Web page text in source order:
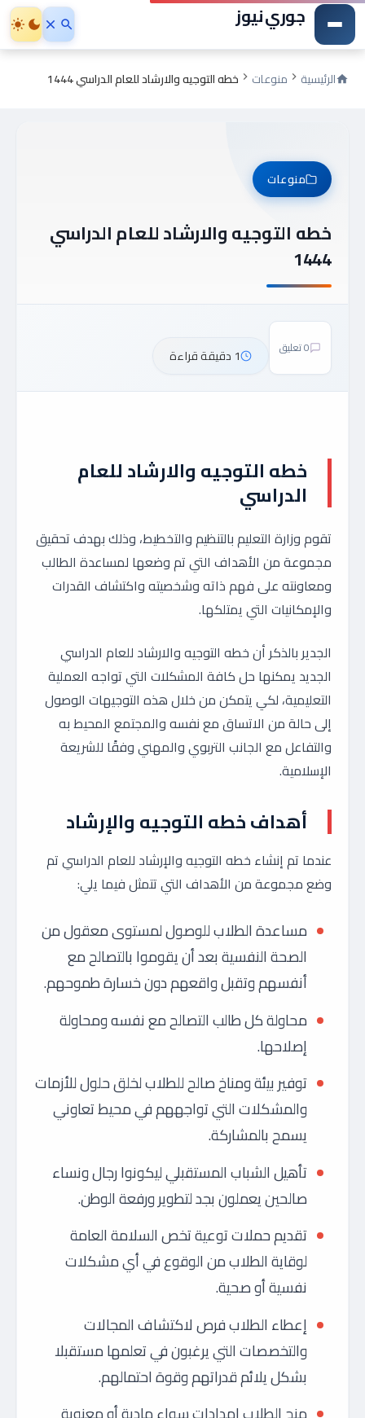
جوري نيوز
الرئيسية منوعات خطه التوجيه والارشاد للعام الدراسي 1444
منوعات
خطه التوجيه والارشاد للعام الدراسي
1444
0 تعليق 1 دقيقة قراءة
خطه التوجيه والارشاد للعام
الدراسي
تقوم وزارة التعليم بالتنظيم والتخطيط، وذلك بهدف تحقيق
مجموعة من الأهداف التي تم وضعها لمساعدة الطالب
ومعاونته على فهم ذاته وشخصيته واكتشاف القدرات
والإمكانيات التي يمتلكها.
الجدير بالذكر أن خطه التوجيه والارشاد للعام الدراسي
الجديد يمكنها حل كافة المشكلات التي تواجه العملية
التعليمية، لكي يتمكن من خلال هذه التوجيهات الوصول
إلى حالة من الاتساق مع نفسه والمجتمع المحيط به
والتفاعل مع الجانب التربوي والمهني وفقًا للشريعة
الإسلامية.
أهدافخطه التوجيه والإرشاد
عندما تم إنشاء خطه التوجيه والإرشاد للعام الدراسي تم
وضع مجموعة من الأهداف التي تتمثل فيما يلي:
مساعدة الطلاب للوصول لمستوى معقول من
الصحة النفسية بعد أن يقوموا بالتصالح مع
أنفسهم وتقبل واقعهم دون خسارة طموحهم.
محاولة كل طالب التصالح مع نفسه ومحاولة
إصلاحها.
توفير بيئة ومناخ صالح للطلاب لخلق حلول للأزمات
والمشكلات التي تواجههم في محيط تعاوني
يسمح بالمشاركة.
تأهيل الشباب المستقبلي ليكونوا رجال ونساء
صالحين يعملون بجد لتطوير ورفعة الوطن.
تقديم حملات توعية تخص السلامة العامة
لوقاية الطلاب من الوقوع في أي مشكلات
نفسية أو صحية.
إعطاء الطلاب فرص لاكتشاف المجالات
والتخصصات التي يرغبون في تعلمها مستقبلا
بشكل يلائم قدراتهم وقوة احتمالهم.